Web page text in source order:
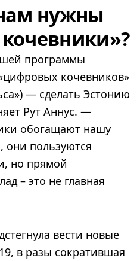
нужны
программы
кочевников»
— сделать Эстонию
Рут Аннус. —
обогащают нашу
они пользуются
но прямой
– это не главная
вести новые
в разы сократившая